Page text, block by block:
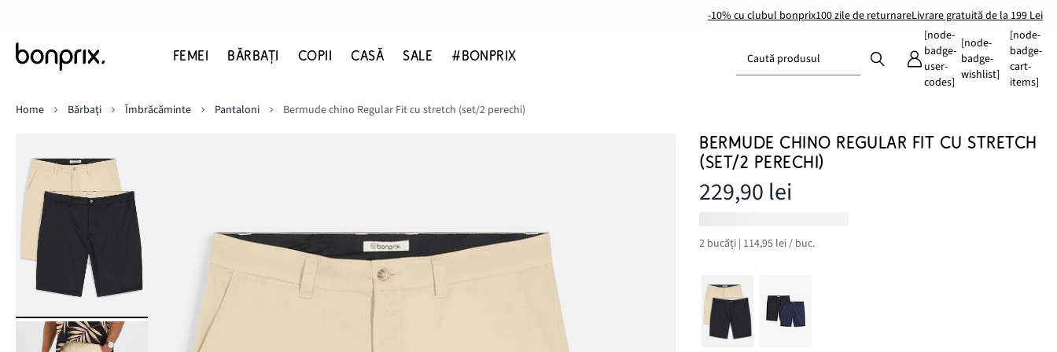
-10% cu clubul bonprix100 zile de returnareLivrare gratuită de la 199 Lei
FEMEI BĂRBAŢI COPII CASĂ SALE #BONPRIX Caută produsul
[node-
badge-
user-
codes]
[node-
badge-
wishlist]
[node-
badge-
cart-
items]
Home
Bărbaţi Îmbrăcăminte Pantaloni Bermude chino Regular Fit cu stretch (set/2 perechi)
BERMUDE CHINO REGULAR FIT CU STRETCH
(SET/2 PERECHI)
229,90 lei
2 bucăți | 114,95 lei / buc.